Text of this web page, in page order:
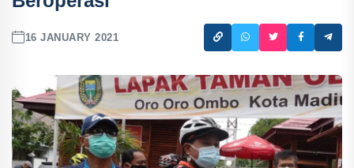
16 JANUARY 2021